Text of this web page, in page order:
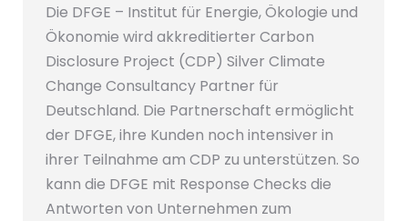
Die DFGE – Institut für Energie, Ökologie und
Ökonomie wird akkreditierter Carbon
Disclosure Project (CDP) Silver Climate
Change Consultancy Partner für
Deutschland. Die Partnerschaft ermöglicht
der DFGE, ihre Kunden noch intensiver in
ihrer Teilnahme am CDP zu unterstützen. So
kann die DFGE mit Response Checks die
Antworten von Unternehmen zum